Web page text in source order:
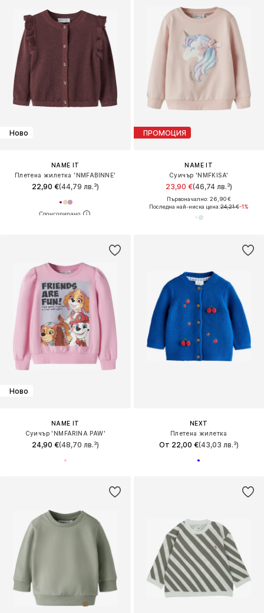
Ново
NAME IT
Плетена жилетка 'NMFABINNE'
22,90 €(44,79 лв.³)
ПРОМОЦИЯ
NAME IT
Суичър 'NMFKISA'
23,90 €(46,74 лв.³)
Първоначално: 26,90 €
Последна най-ниска цена:24,21 €-1%
Ново
NAME IT
Суичър 'NMFARINA PAW'
24,90 €(48,70 лв.³)
NEXT
Плетена жилетка
От 22,00 €(43,03 лв.³)